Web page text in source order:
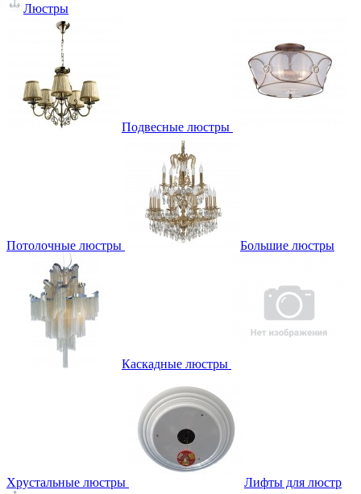
Люстры
Подвесные люстры
Потолочные люстры Большие люстры
Каскадные люстры
Хрустальные люстры
Лифты для люстр